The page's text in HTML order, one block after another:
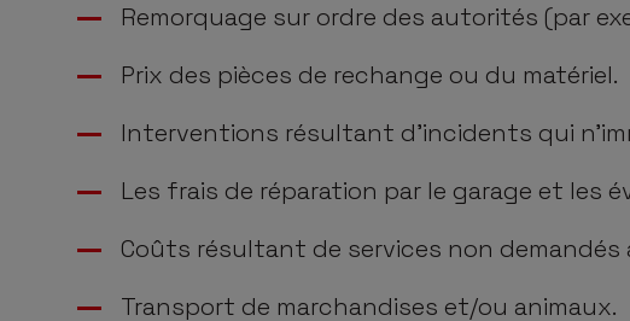
Remorquage sur ordre des autorités (par
Prix des pièces de rechange ou du matériel.
Interventions résultant d’incidents qui
Les frais de réparation par le garage et les
Coûts résultant de services non demandés
Transport de marchandises et/ou animaux.